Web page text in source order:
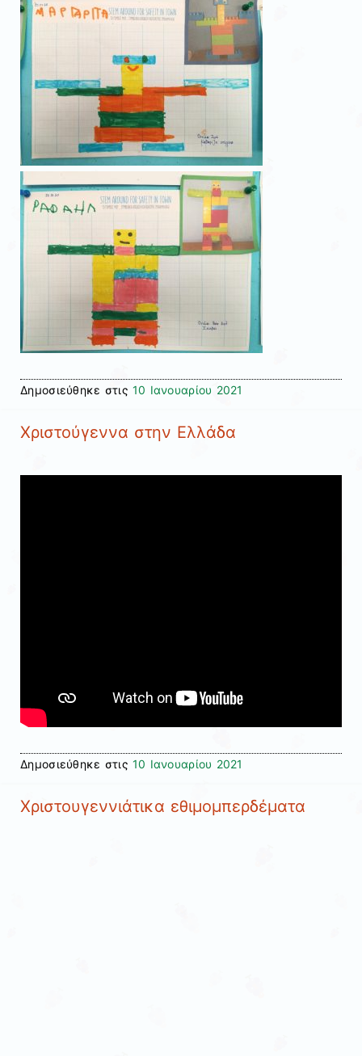
Δημοσιεύθηκε στις 10 Ιανουαρίου 2021
Χριστούγεννα στην Ελλάδα
Δημοσιεύθηκε στις 10 Ιανουαρίου 2021
Χριστουγεννιάτικα εθιμομπερδέματα